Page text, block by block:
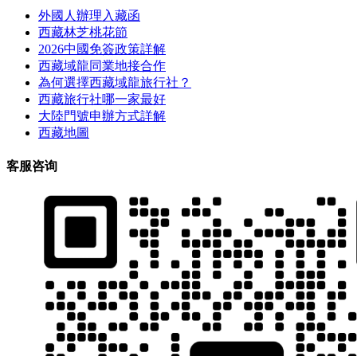
外國人辦理入藏函
西藏林芝桃花節
2026中國免簽政策詳解
西藏域龍同業地接合作
為何選擇西藏域龍旅行社？
西藏旅行社哪一家最好
大陸門號申辦方式詳解
西藏地圖
客服咨询